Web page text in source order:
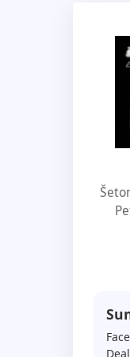
Cena
Svi
Opis